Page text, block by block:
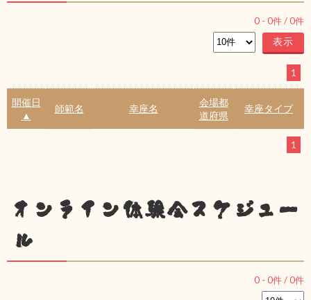
0 - 0件 /0件
1
開催日
▲
師範名 幸座名
会場都
道府県
幸座タイプ
1
オンライン体験会スケジュー
ル
0 - 0件 /0件